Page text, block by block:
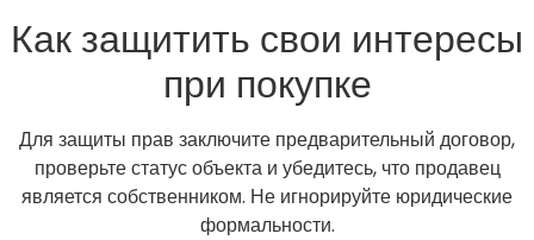
Как защитить свои интересы
при покупке
Для защиты прав заключите предварительный договор,
проверьте статус объекта и убедитесь, что продавец
является собственником. Не игнорируйте юридические
формальности.